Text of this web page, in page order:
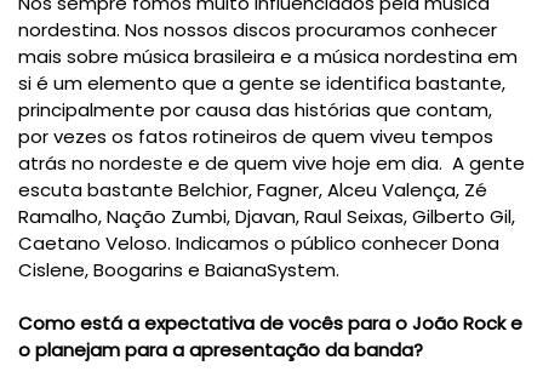
nordestina. Nos nossos discos procuramos conhecer
mais sobre música brasileira e a música nordestina em
si é um elemento que a gente se identifica bastante,
principalmente por causa das histórias que contam,
por vezes os fatos rotineiros de quem viveu tempos
atrás no nordeste e de quem vive hoje em dia. A gente
escuta bastante Belchior, Fagner, Alceu Valença, Zé
Ramalho, Nação Zumbi, Djavan, Raul Seixas, Gilberto Gil,
Caetano Veloso. Indicamos o público conhecer Dona
Cislene, Boogarins e BaianaSystem.
Como está a expectativa de vocês para o João Rock e
o planejam para a apresentação da banda?